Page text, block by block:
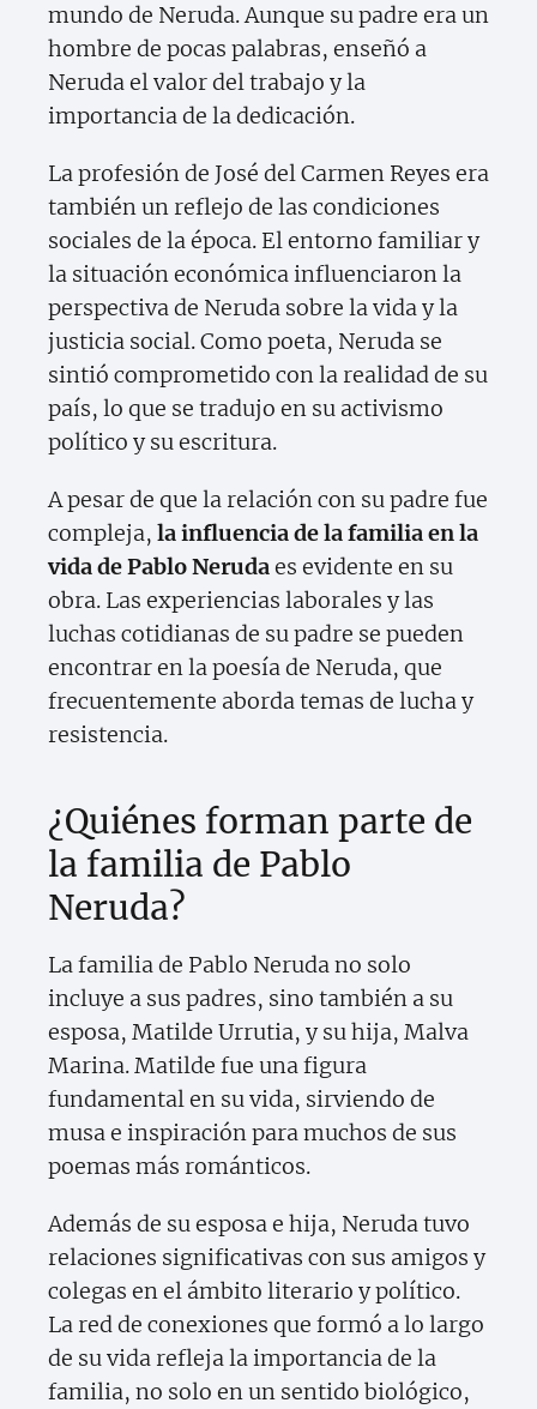
mundo de Neruda. Aunque su padre era un
hombre de pocas palabras, enseñó a
Neruda el valor del trabajo y la
importancia de la dedicación.
La profesión de José del Carmen Reyes era
también un reflejo de las condiciones
sociales de la época. El entorno familiar y
la situación económica influenciaron la
perspectiva de Neruda sobre la vida y la
justicia social. Como poeta, Neruda se
sintió comprometido con la realidad de su
país, lo que se tradujo en su activismo
político y su escritura.
A pesar de que la relación con su padre fue
compleja, la influencia de la familia en la
vida de Pablo Nerudaes evidente en su
obra. Las experiencias laborales y las
luchas cotidianas de su padre se pueden
encontrar en la poesía de Neruda, que
frecuentemente aborda temas de lucha y
resistencia.
¿Quiénes forman parte de
la familia de Pablo
Neruda?
La familia de Pablo Neruda no solo
incluye a sus padres, sino también a su
esposa, Matilde Urrutia, y su hija, Malva
Marina. Matilde fue una figura
fundamental en su vida, sirviendo de
musa e inspiración para muchos de sus
poemas más románticos.
Además de su esposa e hija, Neruda tuvo
relaciones significativas con sus amigos y
colegas en el ámbito literario y político.
La red de conexiones que formó a lo largo
de su vida refleja la importancia de la
familia, no solo en un sentido biológico,